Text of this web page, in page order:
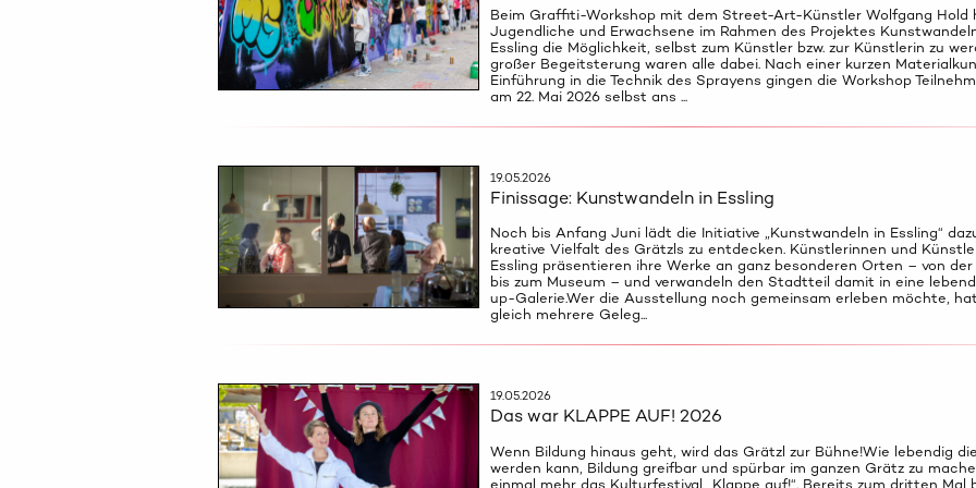
Beim Graffiti-Workshop mit dem Street-Art-Künstler Wolfgang Hold
Jugendliche und Erwachsene im Rahmen des Projektes
Essling die Möglichkeit, selbst zum Künstler bzw. zur Künstlerin zu
großer Begeitsterung waren alle dabei. Nach einer kurzen
Einführung in die Technik des Sprayens gingen die Workshop
am 22. Mai 2026 selbst ans ...
19.05.2026
Finissage: Kunstwandeln in Essling
Noch bis Anfang Juni lädt die Initiative „Kunstwandeln in Essling“
kreative Vielfalt des Grätzls zu entdecken. Künstlerinnen und
Essling präsentieren ihre Werke an ganz besonderen Orten – von
bis zum Museum – und verwandeln den Stadtteil damit in eine
up-Galerie.Wer die Ausstellung noch gemeinsam erleben möchte,
gleich mehrere Geleg...
19.05.2026
Das war KLAPPE AUF! 2026
Wenn Bildung hinaus geht, wird das Grätzl zur Bühne!Wie lebendig
werden kann, Bildung greifbar und spürbar im ganzen Grätz zu
einmal mehr das Kulturfestival „Klappe auf!“. Bereits zum dritten Mal